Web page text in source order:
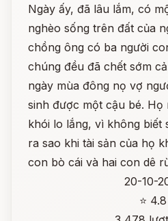
Ngày ấy, đã lâu lắm, có
nghèo sống trên đất của
chồng ông có ba người
chúng đều đã chết sớm
ngày mùa đông nọ vợ
sinh được một cậu bé.
khói lo lắng, vì không biết
ra sao khi tài sản của họ
con bò cái và hai con dê
20-10-
⭐ 4.8